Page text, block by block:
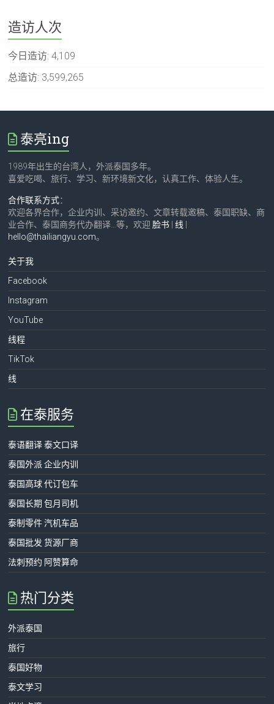
造访人次
今日造访:4,109
总造访: 3,599,265
泰亮ing
1989年出生的台湾人，外派泰国多年。
喜爱吃喝、旅行、学习、新环境新文化，认真工作、体验人生。
合作联系方式：
欢迎各界合作，企业内训、采访邀约、文章转载邀稿、泰国职缺、商
业合作、泰国商务代办翻译…等，欢迎脸书 |线
hello@thailiangyu.com。
关于我
Facebook
Instagram
YouTube
线程
TikTok
线
在泰服务
泰语翻译 泰文口译
泰国外派 企业内训
泰国高球 代订包车
泰国长期 包月司机
泰制零件 汽机车品
泰国批发 货源厂商
法刺预约 阿赞算命
热门分类
外派泰国
旅行
泰国好物
泰文学习